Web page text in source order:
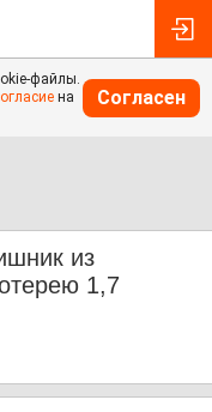
файлы.
на
Согласен
из
1,7